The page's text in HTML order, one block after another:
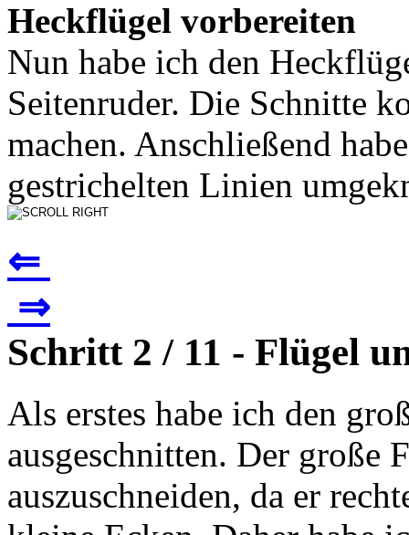
Heckflügel vorbereiten
Nun habe ich den
Seitenruder. Die Schnitte
machen. Anschließend
gestrichelten Linien
⇐
⇒
Schritt 2 / 11 - Flügel
Als erstes habe ich den
ausgeschnitten. Der große
auszuschneiden, da er